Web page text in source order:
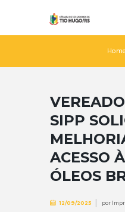
Home
SIPP
ACESSO
ÓLEOS
12/09/2025 por